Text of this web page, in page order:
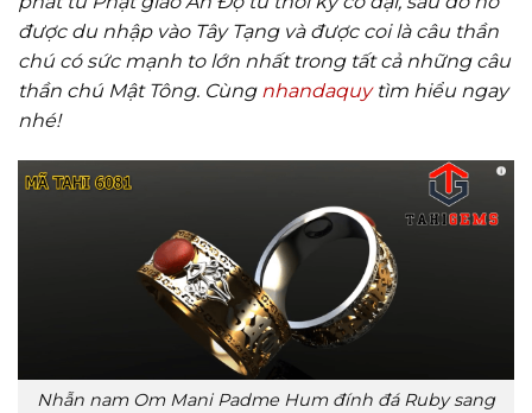
được du nhập vào Tây Tạng và được coi là câu thần
chú có sức mạnh to lớn nhất trong tất cả những câu
thần chú Mật Tông. Cùng nhandaquytìm hiểu ngay
nhé!
Nhẫn nam Om Mani Padme Hum đính đá Ruby sang